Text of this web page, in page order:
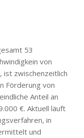
53
von
zwischenzeitlich
Förderung von
Anteil an
€. Aktuell läuft
in
und